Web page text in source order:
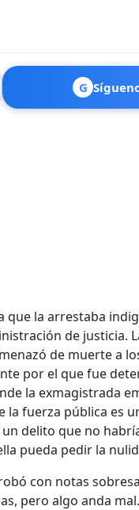
G
que la arrestaba
de justicia.
de muerte a
por el que fue
la exmagistrada
la fuerza pública es
delito que no
pueda pedir la
con notas
pero algo anda